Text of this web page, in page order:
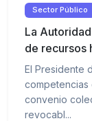
Sector Público
La
de recursos
El Presidente
competencias
convenio
revocabl...